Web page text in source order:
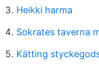
Heikki harma
Sokrates taverna
Kätting